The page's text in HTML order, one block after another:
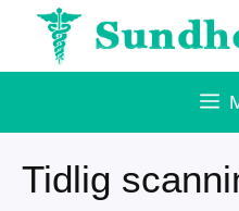
Hop
Tidlig